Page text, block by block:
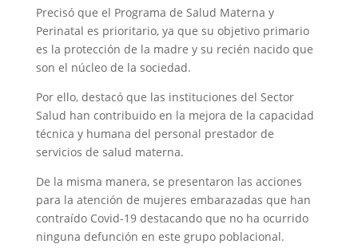
Precisó que el Programa de Salud Materna y
Perinatal es prioritario, ya que su objetivo primario
es la protección de la madre y su recién nacido que
son el núcleo de la sociedad.
Por ello, destacó que las instituciones del Sector
Salud han contribuido en la mejora de la capacidad
técnica y humana del personal prestador de
servicios de salud materna.
De la misma manera, se presentaron las acciones
para la atención de mujeres embarazadas que han
contraído Covid-19 destacando que no ha ocurrido
ninguna defunción en este grupo poblacional.